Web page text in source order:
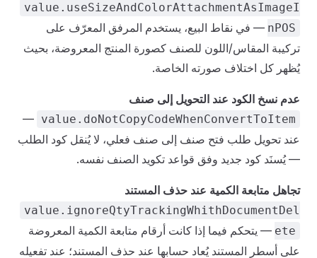
value.useSizeAndColorAttachmentAsImageI
nPOS — في نقاط البيع، يستخدم المرفق المعرّف على
تركيبة المقاس/اللون للصنف كصورة المنتج المعروضة، بحيث
يُظهر كل اختلاف صورته الخاصة.
عدم نسخ الكود عند التحويل إلى صنف
value.doNotCopyCodeWhenConvertToItem
—
عند تحويل طلب فتح صنف إلى صنف فعلي، لا يُنقل كود الطلب
— يُسنَد كود جديد وفق قواعد تكويد الصنف نفسه.
تجاهل متابعة الكمية عند حذف المستند
value.ignoreQtyTrackingWhithDocumentDel
ete — يتحكم فيما إذا كانت أرقام متابعة الكمية المعروضة
على أسطر المستند يُعاد حسابها عند حذف المستند؛ عند تفعيله